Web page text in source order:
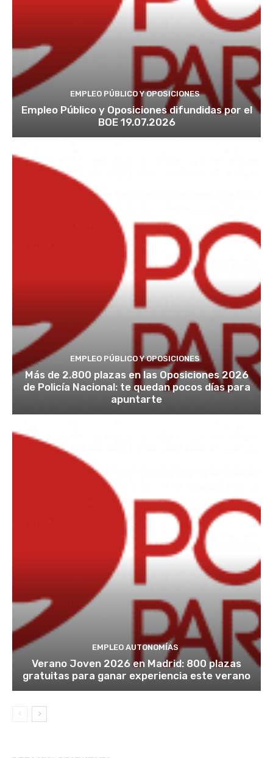
EMPLEO PÚBLICO Y OPOSICIONES
Empleo Público y Oposiciones difundidas por el
BOE 19.07.2026
EMPLEO PÚBLICO Y OPOSICIONES
Más de 2.800 plazas en las Oposiciones 2026
de Policía Nacional: te quedan pocos días para
apuntarte
EMPLEO AUTONOMÍAS
Verano Joven 2026 en Madrid: 800 plazas
gratuitas para ganar experiencia este verano